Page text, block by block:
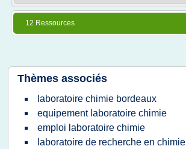
12 Ressources
Thèmes associés
laboratoire chimie bordeaux
equipement laboratoire chimie
emploi laboratoire chimie
laboratoire de recherche en chimie